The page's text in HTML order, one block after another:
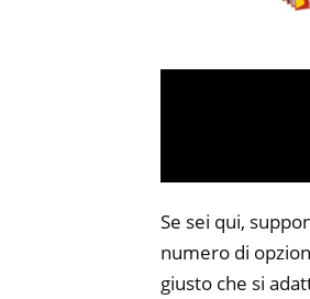
Se sei qui,
numero di
giusto che si